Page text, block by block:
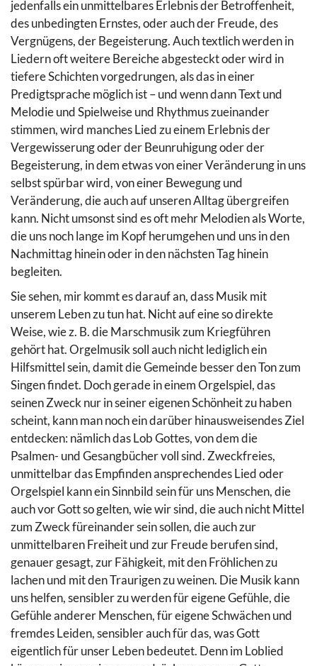
jedenfalls ein unmittelbares Erlebnis der Betroffenheit,
des unbedingten Ernstes, oder auch der Freude, des
Vergnügens, der Begeisterung. Auch textlich werden in
Liedern oft weitere Bereiche abgesteckt oder wird in
tiefere Schichten vorgedrungen, als das in einer
Predigtsprache möglich ist – und wenn dann Text und
Melodie und Spielweise und Rhythmus zueinander
stimmen, wird manches Lied zu einem Erlebnis der
Vergewisserung oder der Beunruhigung oder der
Begeisterung, in dem etwas von einer Veränderung in uns
selbst spürbar wird, von einer Bewegung und
Veränderung, die auch auf unseren Alltag übergreifen
kann. Nicht umsonst sind es oft mehr Melodien als Worte,
die uns noch lange im Kopf herumgehen und uns in den
Nachmittag hinein oder in den nächsten Tag hinein
begleiten.
Sie sehen, mir kommt es darauf an, dass Musik mit
unserem Leben zu tun hat. Nicht auf eine so direkte
Weise, wie z. B. die Marschmusik zum Kriegführen
gehört hat. Orgelmusik soll auch nicht lediglich ein
Hilfsmittel sein, damit die Gemeinde besser den Ton zum
Singen findet. Doch gerade in einem Orgelspiel, das
seinen Zweck nur in seiner eigenen Schönheit zu haben
scheint, kann man noch ein darüber hinausweisendes Ziel
entdecken: nämlich das Lob Gottes, von dem die
Psalmen- und Gesangbücher voll sind. Zweckfreies,
unmittelbar das Empfinden ansprechendes Lied oder
Orgelspiel kann ein Sinnbild sein für uns Menschen, die
auch vor Gott so gelten, wie wir sind, die auch nicht Mittel
zum Zweck füreinander sein sollen, die auch zur
unmittelbaren Freiheit und zur Freude berufen sind,
genauer gesagt, zur Fähigkeit, mit den Fröhlichen zu
lachen und mit den Traurigen zu weinen. Die Musik kann
uns helfen, sensibler zu werden für eigene Gefühle, die
Gefühle anderer Menschen, für eigene Schwächen und
fremdes Leiden, sensibler auch für das, was Gott
eigentlich für unser Leben bedeutet. Denn im Loblied